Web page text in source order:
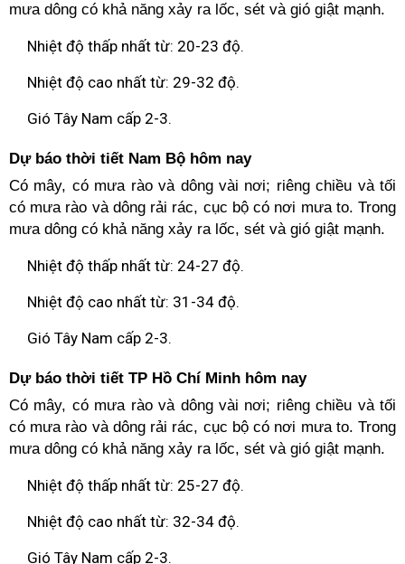
mưa dông có khả năng xảy ra lốc, sét và gió giật mạnh.
Nhiệt độ thấp nhất từ: 20-23 độ.
Nhiệt độ cao nhất từ: 29-32 độ.
Gió Tây Nam cấp 2-3.
Dự báo thời tiết Nam Bộ hôm nay
Có mây, có mưa rào và dông vài nơi; riêng chiều và tối
có mưa rào và dông rải rác, cục bộ có nơi mưa to. Trong
mưa dông có khả năng xảy ra lốc, sét và gió giật mạnh.
Nhiệt độ thấp nhất từ: 24-27 độ.
Nhiệt độ cao nhất từ: 31-34 độ.
Gió Tây Nam cấp 2-3.
Dự báo thời tiết TP Hồ Chí Minh hôm nay
Có mây, có mưa rào và dông vài nơi; riêng chiều và tối
có mưa rào và dông rải rác, cục bộ có nơi mưa to. Trong
mưa dông có khả năng xảy ra lốc, sét và gió giật mạnh.
Nhiệt độ thấp nhất từ: 25-27 độ.
Nhiệt độ cao nhất từ: 32-34 độ.
Gió Tây Nam cấp 2-3.